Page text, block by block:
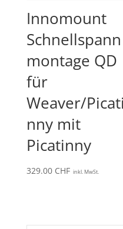
Innomount
Schnellspann
montage QD
für
Weaver/Picati
nny mit
Picatinny
329.00 CHF inkl. MwSt.